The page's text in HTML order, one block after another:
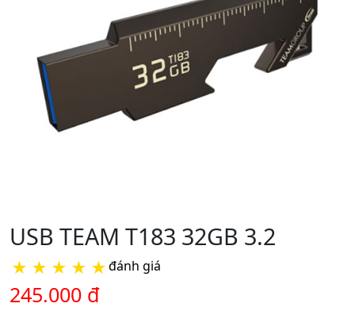
USB TEAM T183 32GB 3.2
★ ★ ★ ★ ★đánh giá
245.000 đ